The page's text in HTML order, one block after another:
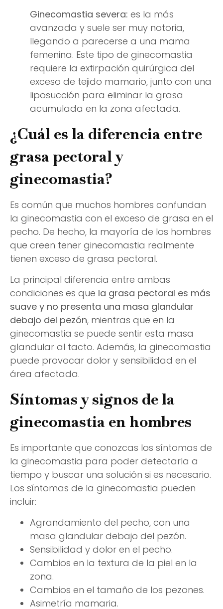
Ginecomastia severa: es la más
avanzada y suele ser muy notoria,
llegando a parecerse a una mama
femenina. Este tipo de ginecomastia
requiere la extirpación quirúrgica del
exceso de tejido mamario, junto con una
liposucción para eliminar la grasa
acumulada en la zona afectada.
¿Cuál es la diferencia entre
grasa pectoral y
ginecomastia?
Es común que muchos hombres confundan
la ginecomastia con el exceso de grasa en el
pecho. De hecho, la mayoría de los hombres
que creen tener ginecomastia realmente
tienen exceso de grasa pectoral.
La principal diferencia entre ambas
condiciones es que la grasa pectoral es más
suave y no presenta una masa glandular
debajo del pezón, mientras que en la
ginecomastia se puede sentir esta masa
glandular al tacto. Además, la ginecomastia
puede provocar dolor y sensibilidad en el
área afectada.
Síntomas y signos de la
ginecomastia en hombres
Es importante que conozcas los síntomas de
la ginecomastia para poder detectarla a
tiempo y buscar una solución si es necesario.
Los síntomas de la ginecomastia pueden
incluir:
Agrandamiento del pecho, con una
masa glandular debajo del pezón.
Sensibilidad y dolor en el pecho.
Cambios en la textura de la piel en la
zona.
Cambios en el tamaño de los pezones.
Asimetría mamaria.